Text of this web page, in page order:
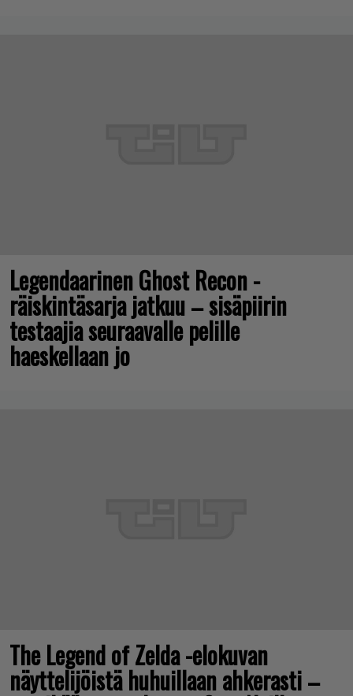
Legendaarinen Ghost Recon -
räiskintäsarja jatkuu – sisäpiirin
testaajia seuraavalle pelille
haeskellaan jo
The Legend of Zelda -elokuvan
näyttelijöistä huhuillaan ahkerasti –